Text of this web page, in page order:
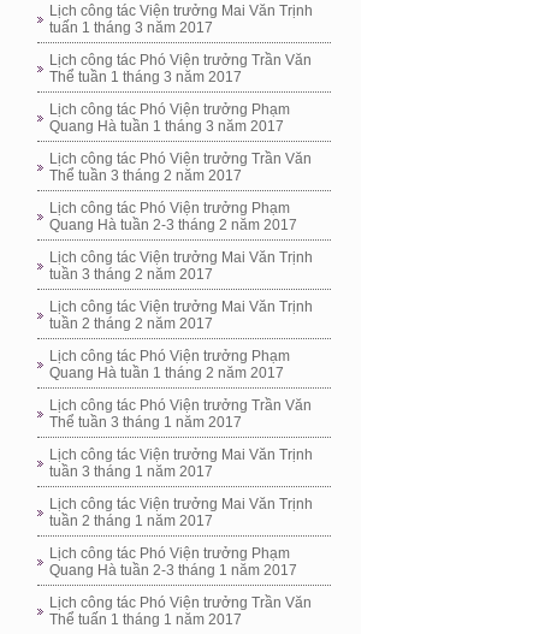
Lịch công tác Viện trưởng Mai Văn Trịnh
tuấn 1 tháng 3 năm 2017
Lịch công tác Phó Viện trưởng Trần Văn
Thể tuần 1 tháng 3 năm 2017
Lịch công tác Phó Viện trưởng Phạm
Quang Hà tuần 1 tháng 3 năm 2017
Lịch công tác Phó Viện trưởng Trần Văn
Thể tuần 3 tháng 2 năm 2017
Lịch công tác Phó Viện trưởng Phạm
Quang Hà tuần 2-3 tháng 2 năm 2017
Lịch công tác Viện trưởng Mai Văn Trịnh
tuần 3 tháng 2 năm 2017
Lịch công tác Viện trưởng Mai Văn Trịnh
tuần 2 tháng 2 năm 2017
Lịch công tác Phó Viện trưởng Phạm
Quang Hà tuần 1 tháng 2 năm 2017
Lịch công tác Phó Viện trưởng Trần Văn
Thể tuần 3 tháng 1 năm 2017
Lịch công tác Viện trưởng Mai Văn Trịnh
tuần 3 tháng 1 năm 2017
Lịch công tác Viện trưởng Mai Văn Trịnh
tuần 2 tháng 1 năm 2017
Lịch công tác Phó Viện trưởng Phạm
Quang Hà tuần 2-3 tháng 1 năm 2017
Lịch công tác Phó Viện trưởng Trần Văn
Thể tuấn 1 tháng 1 năm 2017